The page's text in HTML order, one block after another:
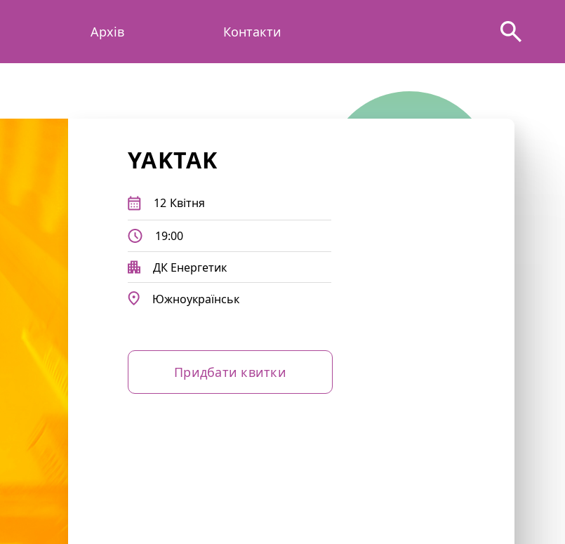
Архів Контакти
YAKTAK
12 Квітня
19:00
ДК Енергетик
Южноукраїнськ
Придбати квитки